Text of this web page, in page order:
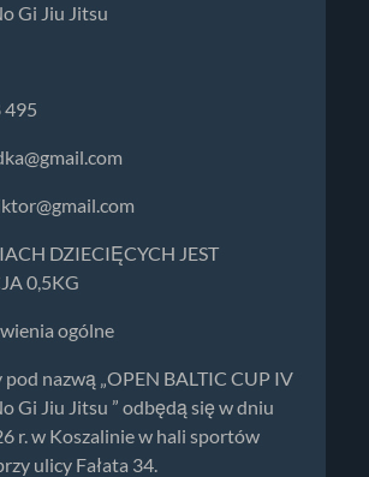
Gi Jiu Jitsu
495
DZIECIĘCYCH JEST
0,5KG
ogólne
pod nazwą „OPEN BALTIC CUP IV
Gi Jiu Jitsu ” odbędą się w dniu
r. w Koszalinie w hali sportów
ulicy Fałata 34.